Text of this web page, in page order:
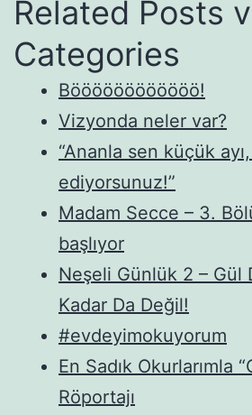
Related Posts
Categories
Böööööööööööö!
Vizyonda neler var?
“Ananla sen küçük
ediyorsunuz!”
Madam Secce – 3.
başlıyor
Neşeli Günlük 2 – Gül
Kadar Da Değil!
#evdeyimokuyorum
En Sadık Okurlarımla
Röportajı